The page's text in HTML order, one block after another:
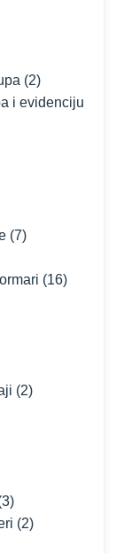
(2)
i evidenciju
(7)
(16)
(2)
(2)